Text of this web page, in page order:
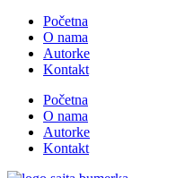
Početna
O nama
Autorke
Kontakt
Početna
O nama
Autorke
Kontakt